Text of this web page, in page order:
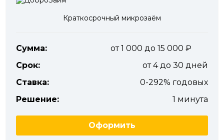
Краткосрочный микрозаём
Сумма:
от 1 000 до 15 000
Срок:
от 4 до 30 дней
Ставка:
0-292% годовых
Решение:
1 минута
Оформить